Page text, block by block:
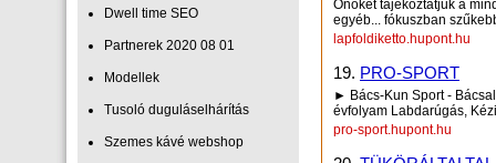
Dwell time SEO
Partnerek 2020 08 01
Modellek
Tusoló duguláselhárítás
Szemes kávé webshop
Önöket tájékoztatjuk a
egyéb... fókuszban
lapfoldiketto.hupont.hu
19. PRO-SPORT
► Bács-Kun Sport -
évfolyam Labdarúgás,
pro-sport.hupont.hu